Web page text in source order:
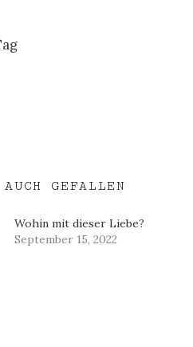
GEFALLEN
Wohin mit dieser Liebe?
September 15, 2022